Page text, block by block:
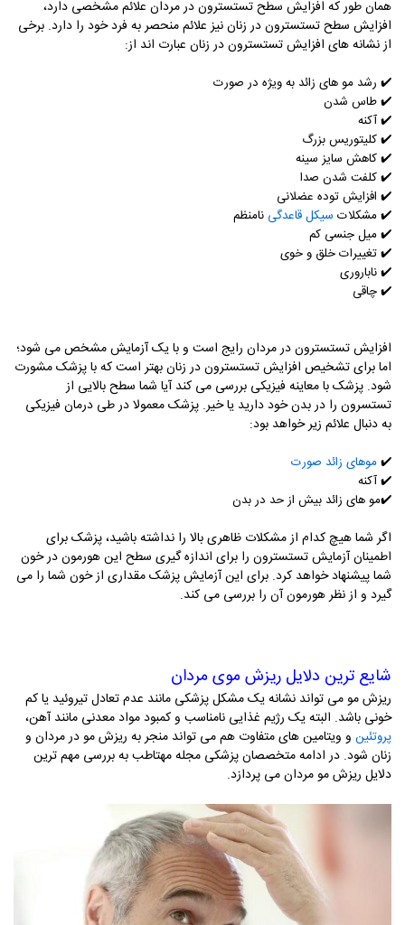
همان طور که افزایش سطح تستسترون در مردان علائم مشخصی دارد،
افزایش سطح تستسترون در زنان نیز علائم منحصر به فرد خود را دارد. برخی
از نشانه های افزایش تستسترون در زنان عبارت اند از:
✔️ رشد مو های زائد به ویژه در صورت
✔️طاس شدن
✔️آکنه
✔️کلیتوریس بزرگ
✔️کاهش سایز سینه
✔️کلفت شدن صدا
✔️ افزایش توده عضلانی
✔️مشکلات سیکل قاعدگی نامنظم
✔️میل جنسی کم
✔️تغییرات خلق و خوی
✔️ناباروری
✔️چاقی
افزایش تستسترون در مردان رایج است و با یک آزمایش مشخص می شود؛
اما برای تشخیص افزایش تستسترون در زنان بهتر است که با پزشک مشورت
شود. پزشک با معاینه فیزیکی بررسی می کند آیا شما سطح بالایی از
تستسرون را در بدن خود دارید یا خیر. پزشک معمولا در طی درمان فیزیکی
به دنبال علائم زیر خواهد بود:
✔️موهای زائد صورت
✔️آکنه
✔️مو های زائد بیش از حد در بدن
اگر شما هیچ کدام از مشکلات ظاهری بالا را نداشته باشید، پزشک برای
اطمینان آزمایش تستسترون را برای اندازه گیری سطح این هورمون در خون
شما پیشنهاد خواهد کرد. برای این آزمایش پزشک مقداری از خون شما را می
گیرد و از نظر هورمون آن را بررسی می کند.
شایع ترین دلایل ریزش موی مردان
ریزش مو می تواند نشانه یک مشکل پزشکی مانند عدم تعادل تیروئید یا کم
خونی باشد. البته یک رژیم غذایی نامناسب و کمبود مواد معدنی مانند آهن،
پروتئین و ویتامین های متفاوت هم می تواند منجر به ریزش مو در مردان و
زنان شود. در ادامه متخصصان پزشکی مجله مهتاطب به بررسی مهم ترین
دلایل ریزش مو مردان می پردازد.